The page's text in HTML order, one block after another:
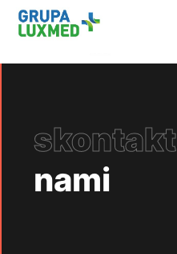
nami